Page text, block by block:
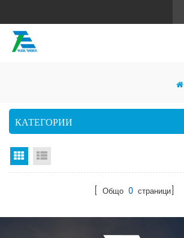
КАТЕГОРИИ
Изглед на мрежата
[ Общо 0 страници]